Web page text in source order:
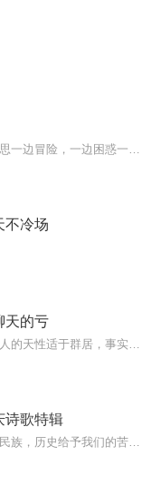
不冷场
天的亏
诗歌特辑